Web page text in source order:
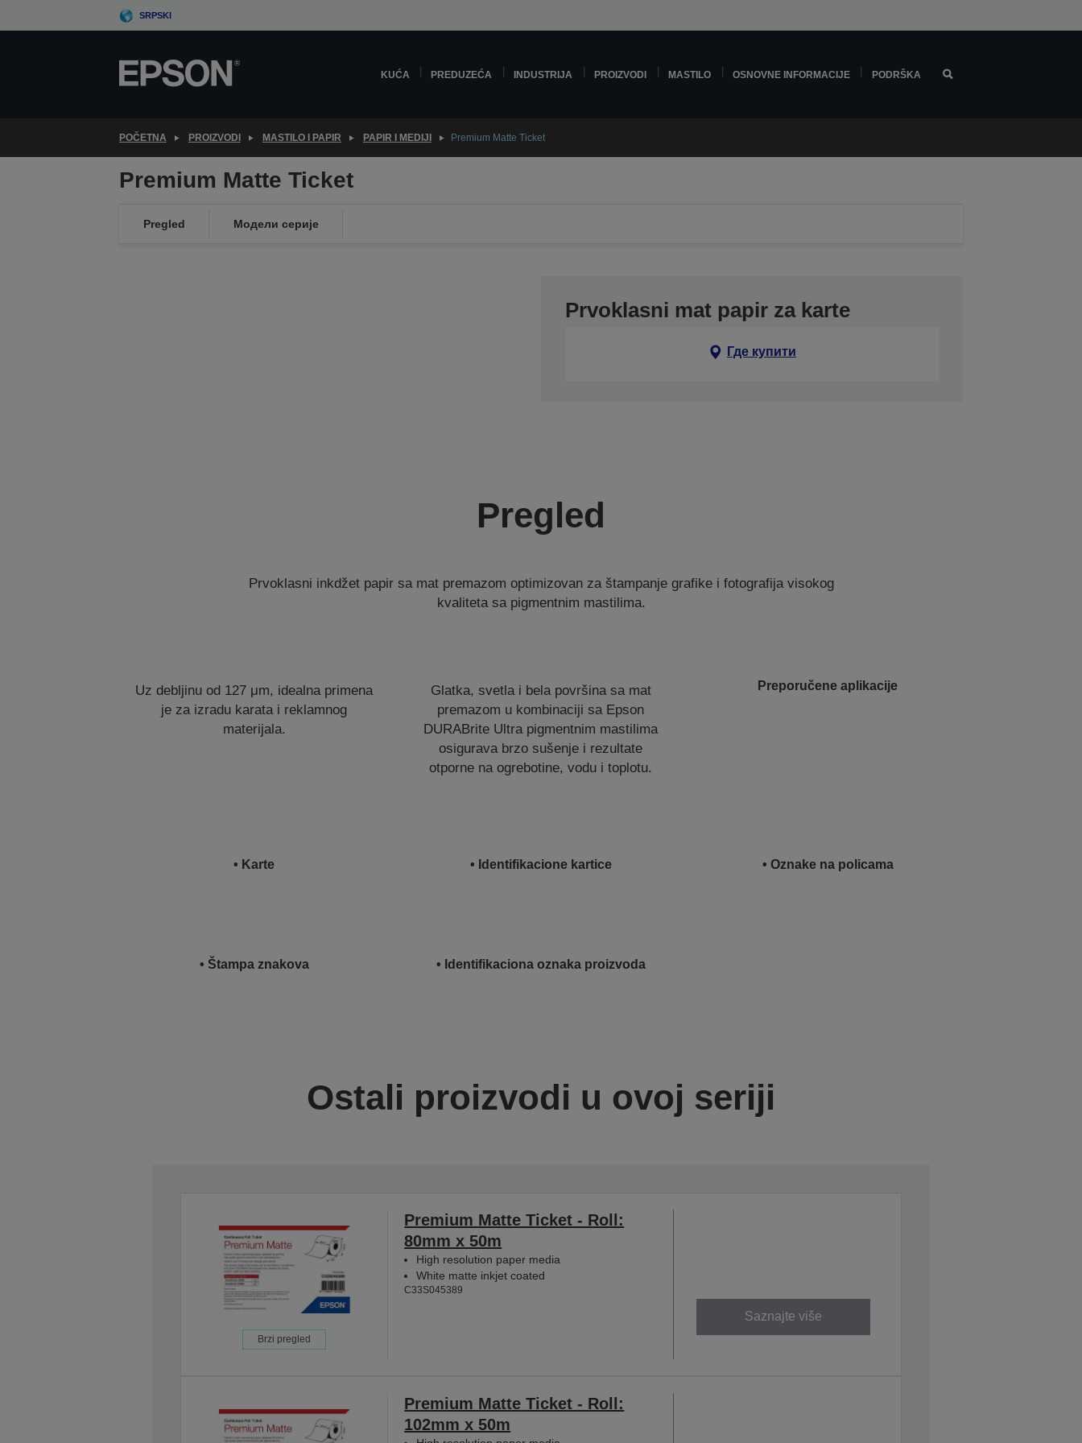
to
SRPSKI
KUĆA PREDUZEĆA INDUSTRIJA PROIZVODI MASTILO OSNOVNE INFORMACIJE PODRŠKA
POČETNA PROIZVODI MASTILO I PAPIR PAPIR I MEDIJI Premium Matte Ticket
Premium Matte Ticket
Pregled Модели серије
Prvoklasni mat papir za karte
Где купити
Pregled
Prvoklasni inkdžet papir sa mat premazom optimizovan za štampanje grafike i fotografija visokog
kvaliteta sa pigmentnim mastilima.
Uz debljinu od 127 μm, idealna primena
je za izradu karata i reklamnog
materijala.
Glatka, svetla i bela površina sa mat
premazom u kombinaciji sa Epson
DURABrite Ultra pigmentnim mastilima
osigurava brzo sušenje i rezultate
otporne na ogrebotine, vodu i toplotu.
Preporučene aplikacije
• Karte • Identifikacione kartice • Oznake na policama
• Štampa znakova • Identifikaciona oznaka proizvoda
Ostali proizvodi u ovoj seriji
Brzi pregled
Premium Matte Ticket - Roll:
80mm x 50m
High resolution paper media
White matte inkjet coated
C33S045389
Saznajte više
Premium Matte Ticket - Roll:
102mm x 50m